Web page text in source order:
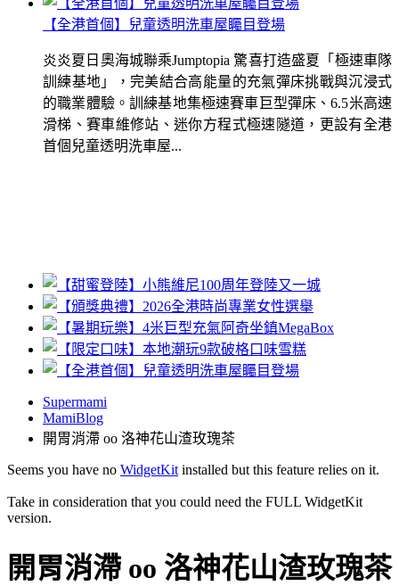
【全港首個】兒童透明洗車屋矚目登場
炎炎夏日奧海城聯乘Jumptopia 驚喜打造盛夏「極速車隊
訓練基地」，完美結合高能量的充氣彈床挑戰與沉浸式
的職業體驗。訓練基地集極速賽車巨型彈床、6.5米高速
滑梯、賽車維修站、迷你方程式極速隧道，更設有全港
首個兒童透明洗車屋...
Supermami
MamiBlog
開胃消滯 oo 洛神花山渣玫瑰茶
Seems you have no WidgetKit installed but this feature relies on it.
Take in consideration that you could need the FULL WidgetKit
version.
開胃消滯 oo 洛神花山渣玫瑰茶